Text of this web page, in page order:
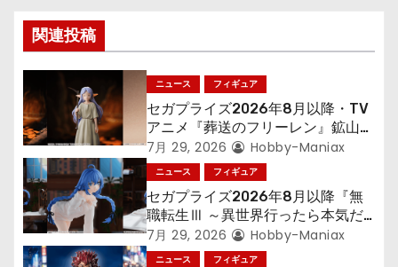
ゲ
ー
シ
ョ
ン
関連投稿
ニュース フィギュア
セガプライズ2026年8月以降・TV
アニメ『葬送のフリーレン』鉱山で
300年働くことになっっちゃった
「フリーレン」を立体化！
7月 29, 2026 Hobby-Maniax
ニュース フィギュア
セガプライズ2026年8月以降『無
職転生Ⅲ ～異世界行ったら本気だ
す～』から「ロキシー」のフィギュ
アが登場！
7月 29, 2026 Hobby-Maniax
ニュース フィギュア